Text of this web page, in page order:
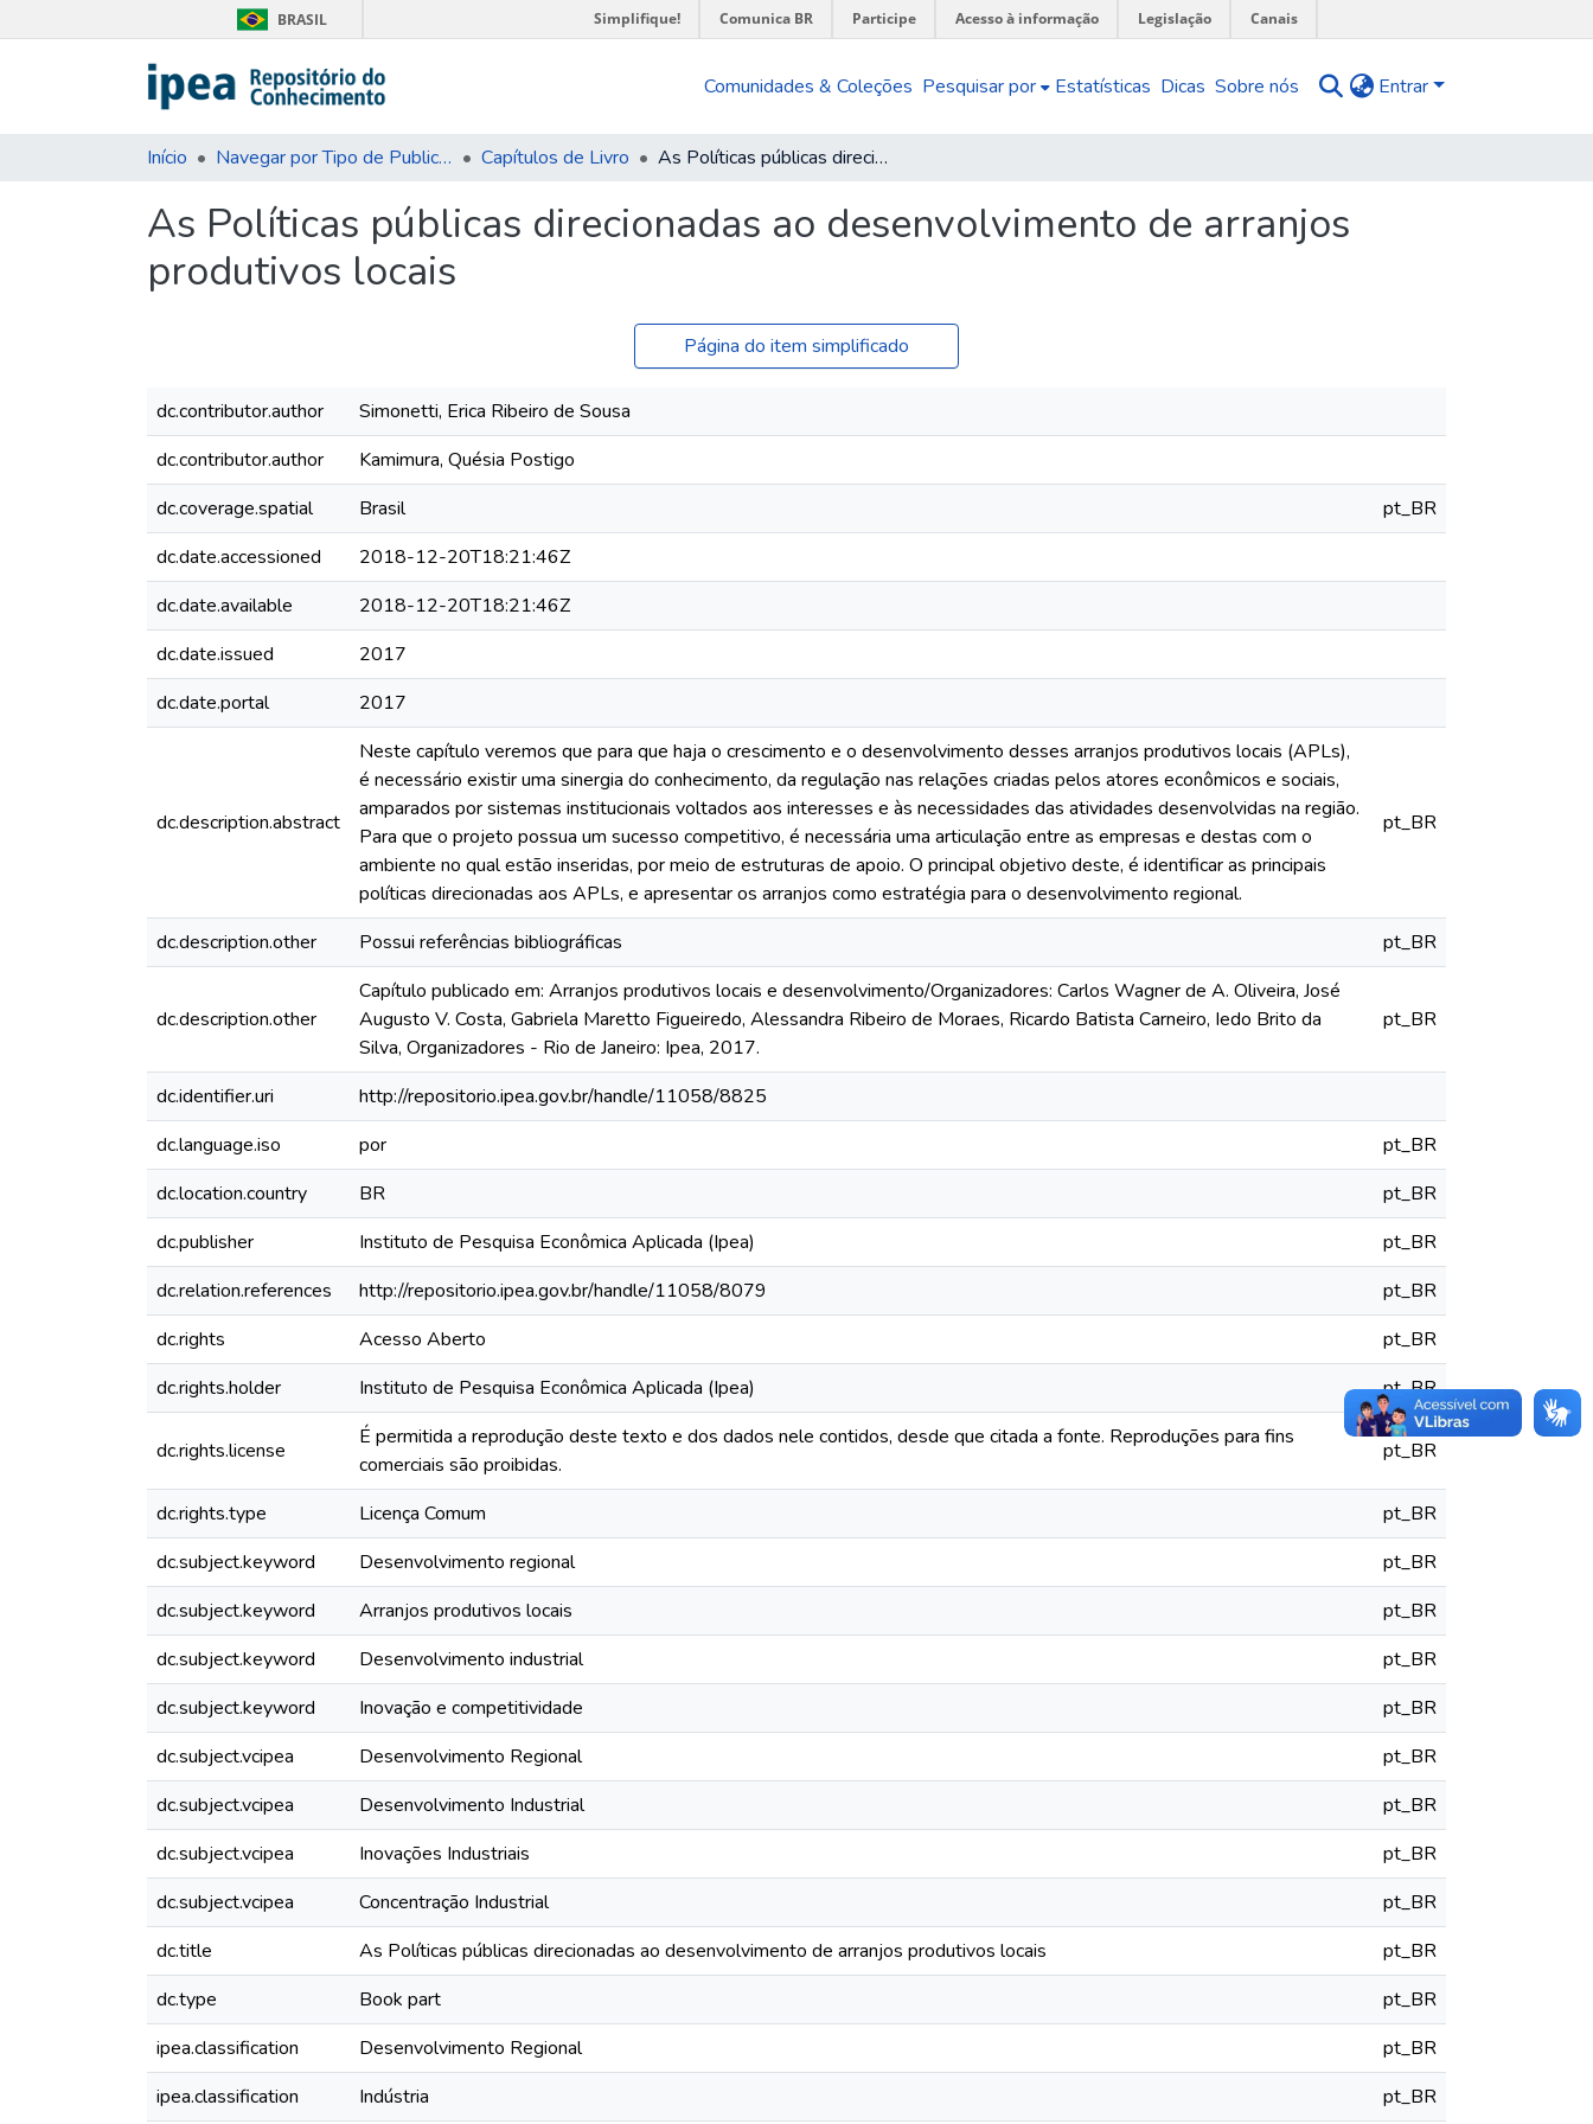
BRASIL Simplifique! Comunica BR Participe Acesso à informação Legislação Canais
Comunidades & Coleções Pesquisar por Estatísticas Dicas Sobre nós Entrar
Início Navegar por Tipo de Publicação Capítulos de Livro As Políticas públicas direcionadas ao desenvolvimento de arranjos produtivos locais
As Políticas públicas direcionadas ao desenvolvimento de arranjos
produtivos locais
Página do item simplificado
dc.contributor.author
Simonetti, Erica Ribeiro de Sousa
dc.contributor.author
Kamimura, Quésia Postigo
dc.coverage.spatial
Brasil
pt_BR
dc.date.accessioned
2018-12-20T18:21:46Z
dc.date.available
2018-12-20T18:21:46Z
dc.date.issued
2017
dc.date.portal
2017
dc.description.abstract
Neste capítulo veremos que para que haja o crescimento e o desenvolvimento desses arranjos produtivos locais (APLs),
é necessário existir uma sinergia do conhecimento, da regulação nas relações criadas pelos atores econômicos e sociais,
amparados por sistemas institucionais voltados aos interesses e às necessidades das atividades desenvolvidas na região.
Para que o projeto possua um sucesso competitivo, é necessária uma articulação entre as empresas e destas com o
ambiente no qual estão inseridas, por meio de estruturas de apoio. O principal objetivo deste, é identificar as principais
políticas direcionadas aos APLs, e apresentar os arranjos como estratégia para o desenvolvimento regional.
pt_BR
dc.description.other Possui referências bibliográficas pt_BR
dc.description.other
Capítulo publicado em: Arranjos produtivos locais e desenvolvimento/Organizadores: Carlos Wagner de A. Oliveira, José
Augusto V. Costa, Gabriela Maretto Figueiredo, Alessandra Ribeiro de Moraes, Ricardo Batista Carneiro, Iedo Brito da
Silva, Organizadores - Rio de Janeiro: Ipea, 2017.
pt_BR
dc.identifier.uri
http://repositorio.ipea.gov.br/handle/11058/8825
dc.language.iso
por
pt_BR
dc.location.country
BR
pt_BR
dc.publisher
Instituto de Pesquisa Econômica Aplicada (Ipea)
pt_BR
dc.relation.references
http://repositorio.ipea.gov.br/handle/11058/8079
pt_BR
dc.rights
Acesso Aberto
pt_BR
dc.rights.holder
Instituto de Pesquisa Econômica Aplicada (Ipea) pt_BR
dc.rights.license
É permitida a reprodução deste texto e dos dados nele contidos, desde que citada a fonte. Reproduções para fins
comerciais são proibidas.
pt_BR
dc.rights.type Licença Comum
pt_BR
dc.subject.keyword
Desenvolvimento regional
pt_BR
dc.subject.keyword
Arranjos produtivos locais
pt_BR
dc.subject.keyword
Desenvolvimento industrial
pt_BR
dc.subject.keyword
Inovação e competitividade
pt_BR
dc.subject.vcipea
Desenvolvimento Regional
pt_BR
dc.subject.vcipea
Desenvolvimento Industrial
pt_BR
dc.subject.vcipea
Inovações Industriais
pt_BR
dc.subject.vcipea
Concentração Industrial
pt_BR
dc.title
As Políticas públicas direcionadas ao desenvolvimento de arranjos produtivos locais
pt_BR
dc.type
Book part
pt_BR
ipea.classification
Desenvolvimento Regional
pt_BR
ipea.classification
Indústria pt_BR